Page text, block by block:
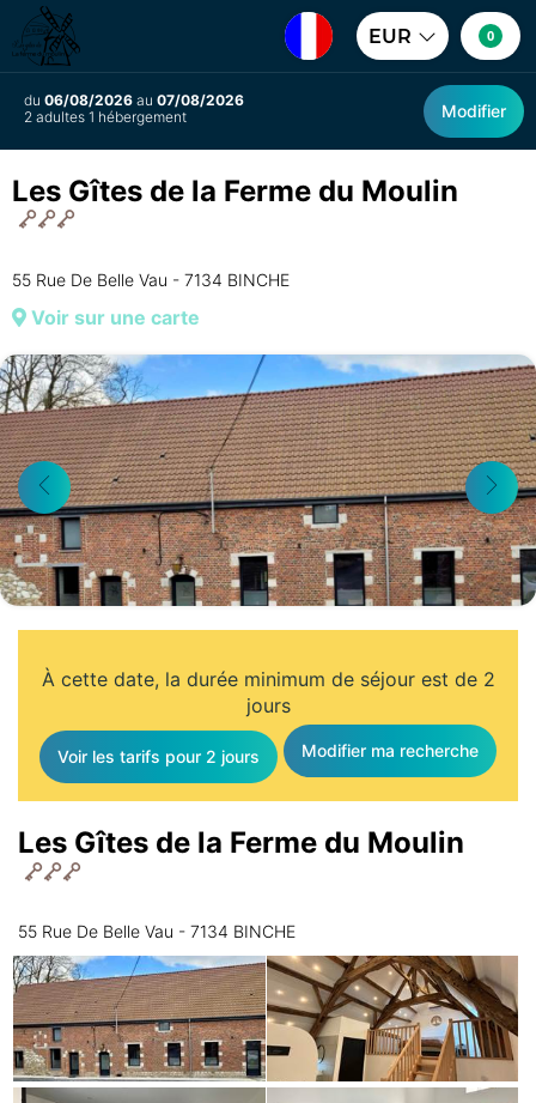
EUR 0
du 06/08/2026 au 07/08/2026
2 adultes 1 hébergement
Modifier
Les Gîtes de la Ferme du Moulin
55 Rue De Belle Vau - 7134 BINCHE
Voir sur une carte
À cette date, la durée minimum de séjour est de 2
jours
Voir les tarifs pour 2 jours Modifier ma recherche
Les Gîtes de la Ferme du Moulin
55 Rue De Belle Vau - 7134 BINCHE